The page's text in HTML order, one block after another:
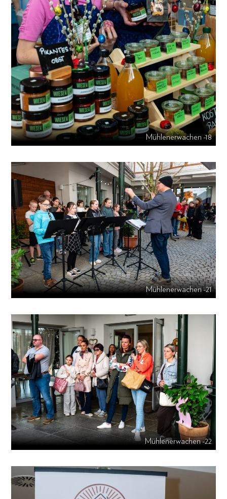
Mühlenerwachen -18
Mühlenerwachen -21
Mühlenerwachen -22